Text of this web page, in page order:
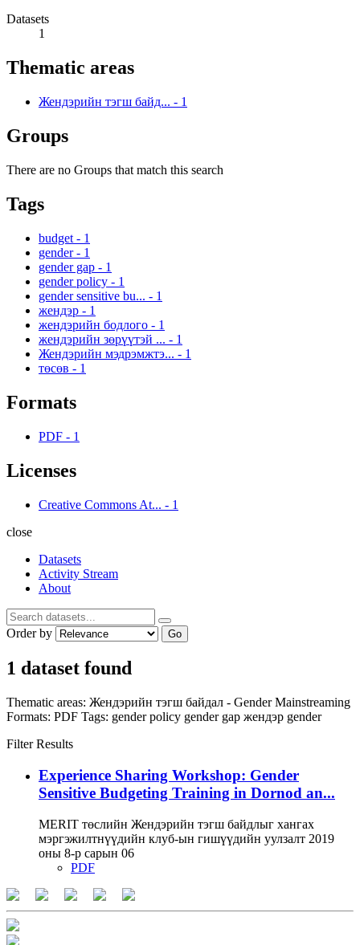
Datasets
1
Thematic areas
Жендэрийн тэгш байд... - 1
Groups
There are no Groups that match this search
Tags
budget - 1
gender - 1
gender gap - 1
gender policy - 1
gender sensitive bu... - 1
жендэр - 1
жендэрийн бодлого - 1
жендэрийн зөрүүтэй ... - 1
Жендэрийн мэдрэмжтэ... - 1
төсөв - 1
Formats
PDF - 1
Licenses
Creative Commons At... - 1
close
Datasets
Activity Stream
About
Order by Go
1 dataset found
Thematic areas: Жендэрийн тэгш байдал - Gender Mainstreaming
Formats: PDF Tags: gender policy gender gap жендэр gender
Filter Results
Experience Sharing Workshop: Gender
Sensitive Budgeting Training in Dornod an...
MERIT төслийн Жендэрийн тэгш байдлыг хангах
мэргэжилтнүүдийн клуб-ын гишүүдийн уулзалт 2019
оны 8-р сарын 06
PDF